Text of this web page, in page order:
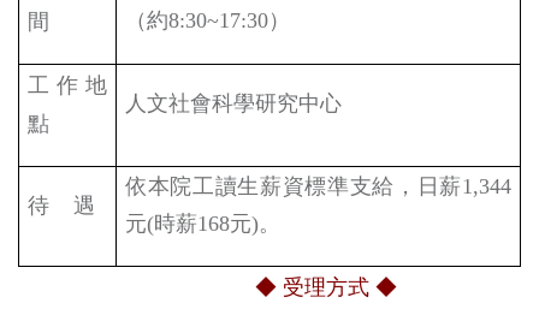
間
（約8:30~17:30）
工作地
點
人文社會科學研究中心
待 遇
依本院工讀生薪資標準支給，日薪1,344
元(時薪168元)。
◆ 受理方式 ◆